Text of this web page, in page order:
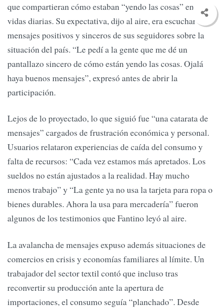
que compartieran cómo estaban “yendo las cosas” en sus
vidas diarias. Su expectativa, dijo al aire, era escuchar
mensajes positivos y sinceros de sus seguidores sobre la
situación del país. “Le pedí a la gente que me dé un
pantallazo sincero de cómo están yendo las cosas. Ojalá
haya buenos mensajes”, expresó antes de abrir la
participación.
Lejos de lo proyectado, lo que siguió fue “una catarata de
mensajes” cargados de frustración económica y personal.
Usuarios relataron experiencias de caída del consumo y
falta de recursos: “Cada vez estamos más apretados. Los
sueldos no están ajustados a la realidad. Hay mucho
menos trabajo” y “La gente ya no usa la tarjeta para ropa o
bienes durables. Ahora la usa para mercadería” fueron
algunos de los testimonios que Fantino leyó al aire.
La avalancha de mensajes expuso además situaciones de
comercios en crisis y economías familiares al límite. Un
trabajador del sector textil contó que incluso tras
reconvertir su producción ante la apertura de
importaciones, el consumo seguía “planchado”. Desde